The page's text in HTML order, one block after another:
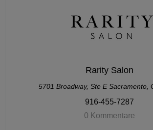
Rarity Salon
5701 Broadway, Ste E Sacramento,
916-455-7287
0 Kommentare